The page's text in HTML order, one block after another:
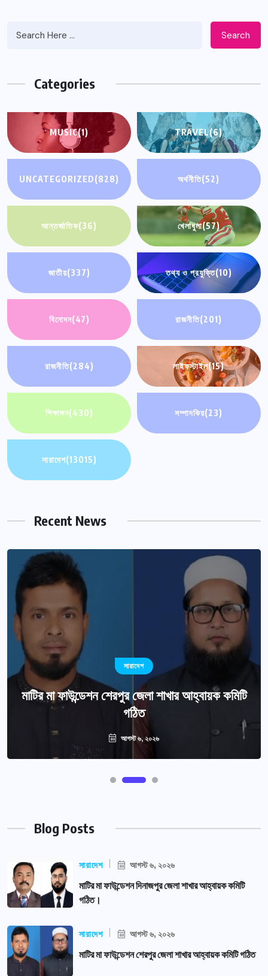
Search
Categories
MUSIC(1) TRAVEL(6)
UNCATEGORIZED(828) অর্থনীতি(52)
আন্তর্জাতিক(36) খেলাধুলা(57)
জাতীয়(337) তথ্য ও প্রযুক্তি(10)
বিনোদন(47) রাজনীতি(201)
রাজনীতি(284) লাইফস্টাইল(15)
শিক্ষাঙ্গন(430) সম্পাদকিয়(23)
সারাদেশ(13015)
Recent News
সারাদেশ
মাটির মা ফাউন্ডেশন শেরপুর জেলা শাখার আহ্বায়ক কমিটি
গঠিত
আগস্ট ৬, ২০২৬
Blog Posts
সারাদেশ আগস্ট ৬, ২০২৬
মাটির মা ফাউন্ডেশন দিনাজপুর জেলা শাখার আহ্বায়ক কমিটি
গঠিত।
সারাদেশ আগস্ট ৬, ২০২৬
মাটির মা ফাউন্ডেশন শেরপুর জেলা শাখার আহ্বায়ক কমিটি গঠিত